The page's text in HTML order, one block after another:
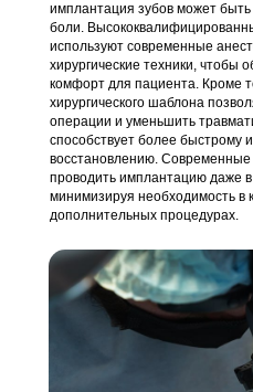
имплантация зубов может
боли.
используют современные
хирургические техники, чтобы
комфорт для пациента. Кроме
хирургического шаблона
операции и уменьшить
способствует более быстрому
восстановлению.
проводить имплантацию даже
минимизируя необходимость в
дополнительных процедурах.